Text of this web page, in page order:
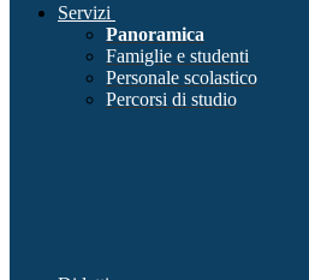
Servizi
Panoramica
Famiglie e studenti
Personale scolastico
Percorsi di studio